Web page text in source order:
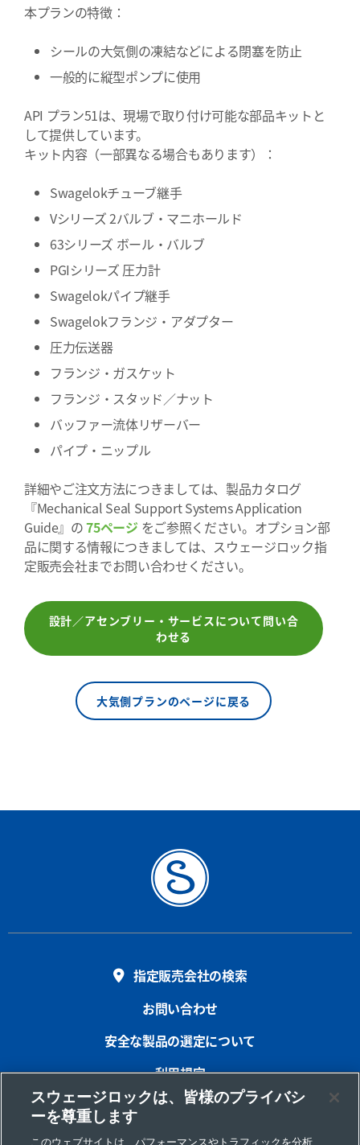
本プランの特徴：
シールの大気側の凍結などによる閉塞を防止
一般的に縦型ポンプに使用
API プラン51は、現場で取り付け可能な部品キットと
して提供しています。
キット内容（一部異なる場合もあります）：
Swagelokチューブ継手
Vシリーズ 2バルブ・マニホールド
63シリーズ ボール・バルブ
PGIシリーズ 圧力計
Swagelokパイプ継手
Swagelokフランジ・アダプター
圧力伝送器
フランジ・ガスケット
フランジ・スタッド／ナット
バッファー流体リザーバー
パイプ・ニップル
詳細やご注文方法につきましては、製品カタログ
『Mechanical Seal Support Systems Application
Guide』の75ページをご参照ください。オプション部
品に関する情報につきましては、スウェージロック指
定販売会社までお問い合わせください。
設計／アセンブリー・サービスについて問い合
わせる
大気側プランのページに戻る
指定販売会社の検索
お問い合わせ
安全な製品の選定について
利用規定
プライバシー
インプリント
スウェージロックは、皆様のプライバシ
ーを尊重します